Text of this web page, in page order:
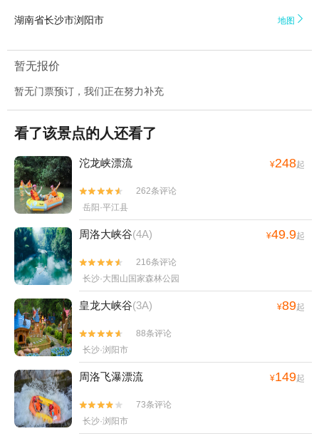
湖南省长沙市浏阳市 地图 
暂无报价
暂无门票预订，我们正在努力补充
看了该景点的人还看了
沱龙峡漂流 ¥248起


262条评论
岳阳·平江县
周洛大峡谷(4A) ¥49.9起


216条评论
长沙·大围山国家森林公园
皇龙大峡谷(3A) ¥89起


88条评论
长沙·浏阳市
周洛飞瀑漂流 ¥149起


73条评论
长沙·浏阳市